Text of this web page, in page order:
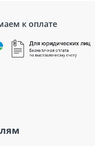
к оплате